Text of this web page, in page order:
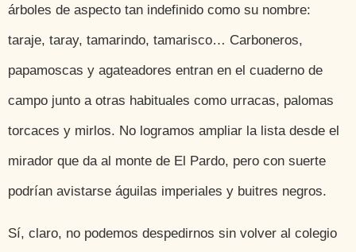
árboles de aspecto tan indefinido como su nombre:
taraje, taray, tamarindo, tamarisco… Carboneros,
papamoscas y agateadores entran en el cuaderno de
campo junto a otras habituales como urracas, palomas
torcaces y mirlos. No logramos ampliar la lista desde el
mirador que da al monte de El Pardo, pero con suerte
podrían avistarse águilas imperiales y buitres negros.
Sí, claro, no podemos despedirnos sin volver al colegio